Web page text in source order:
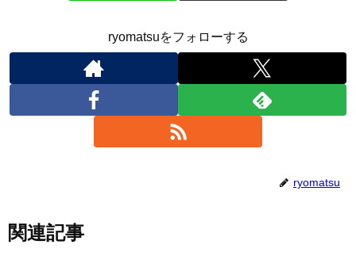
ryomatsuをフォローする
ryomatsu
関連記事